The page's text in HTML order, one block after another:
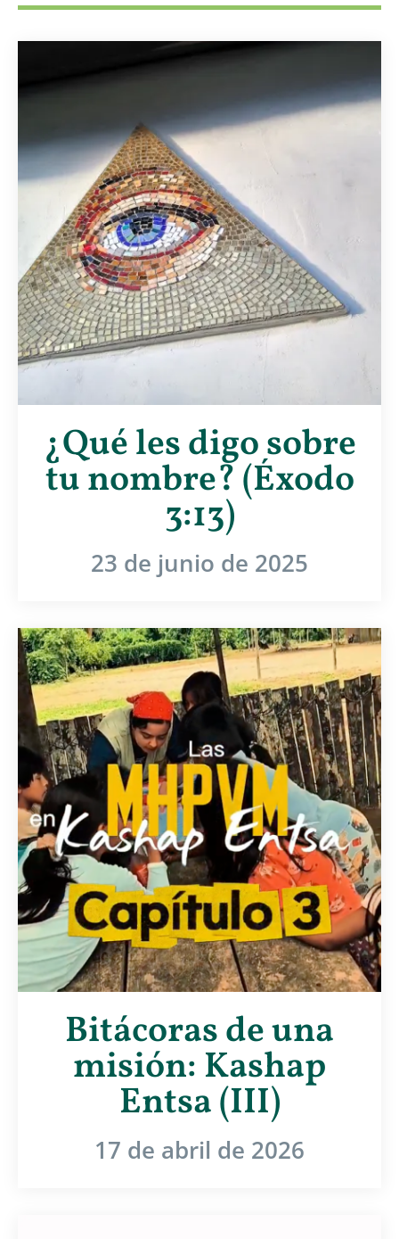
¿Qué les digo sobre
tu nombre? (Éxodo
3:13)
23 de junio de 2025
Bitácoras de una
misión: Kashap
Entsa (III)
17 de abril de 2026